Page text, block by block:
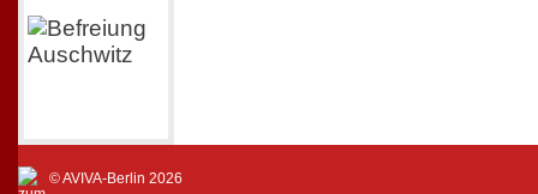
© AVIVA-Berlin 2026